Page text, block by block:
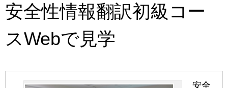
安全性情報翻訳初級コー
スWebで見学
安全